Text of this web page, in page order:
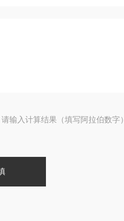
请输入计算结果（填写阿拉伯数字